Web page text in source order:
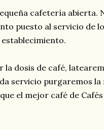
cafetería abierta.
puesto al servicio de
dosis de café,
servicio purgaremos la
el mejor café de Cafés